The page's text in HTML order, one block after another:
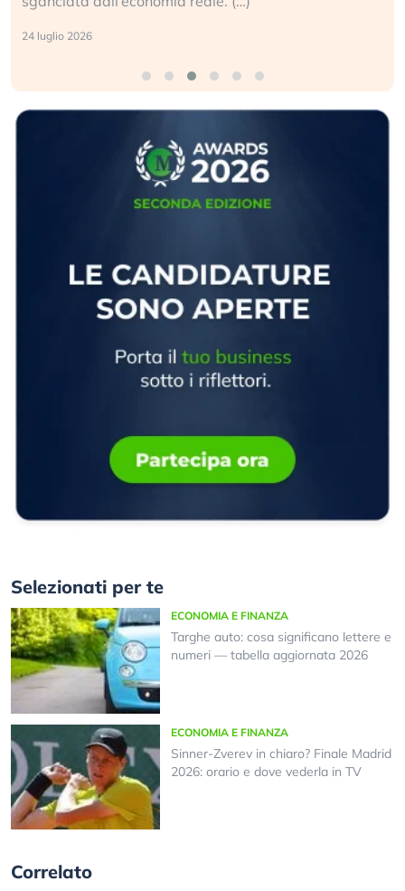
24 luglio 2026
Selezionati per te
ECONOMIA E FINANZA
Targhe auto: cosa significano lettere e
numeri — tabella aggiornata 2026
ECONOMIA E FINANZA
Sinner-Zverev in chiaro? Finale Madrid
2026: orario e dove vederla in TV
Correlato